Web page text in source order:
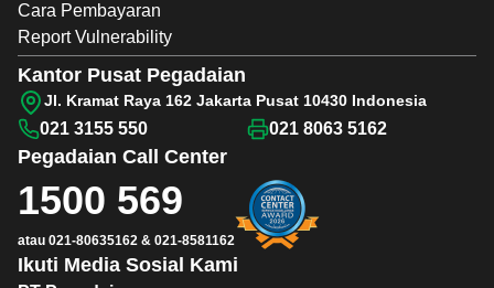
Cara Pembayaran
Report Vulnerability
Ikuti Media Sosial Kami
Pegadaian Call Center
1500 569
atau 021-80635162 & 021-8581162
Kantor Pusat Pegadaian
Jl. Kramat Raya 162 Jakarta Pusat 10430 Indonesia
021 3155 550 021 8063 5162